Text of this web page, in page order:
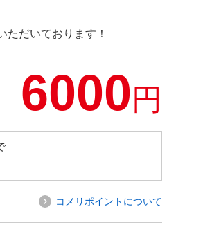
ただいております！
6000円
コメリポイントについて